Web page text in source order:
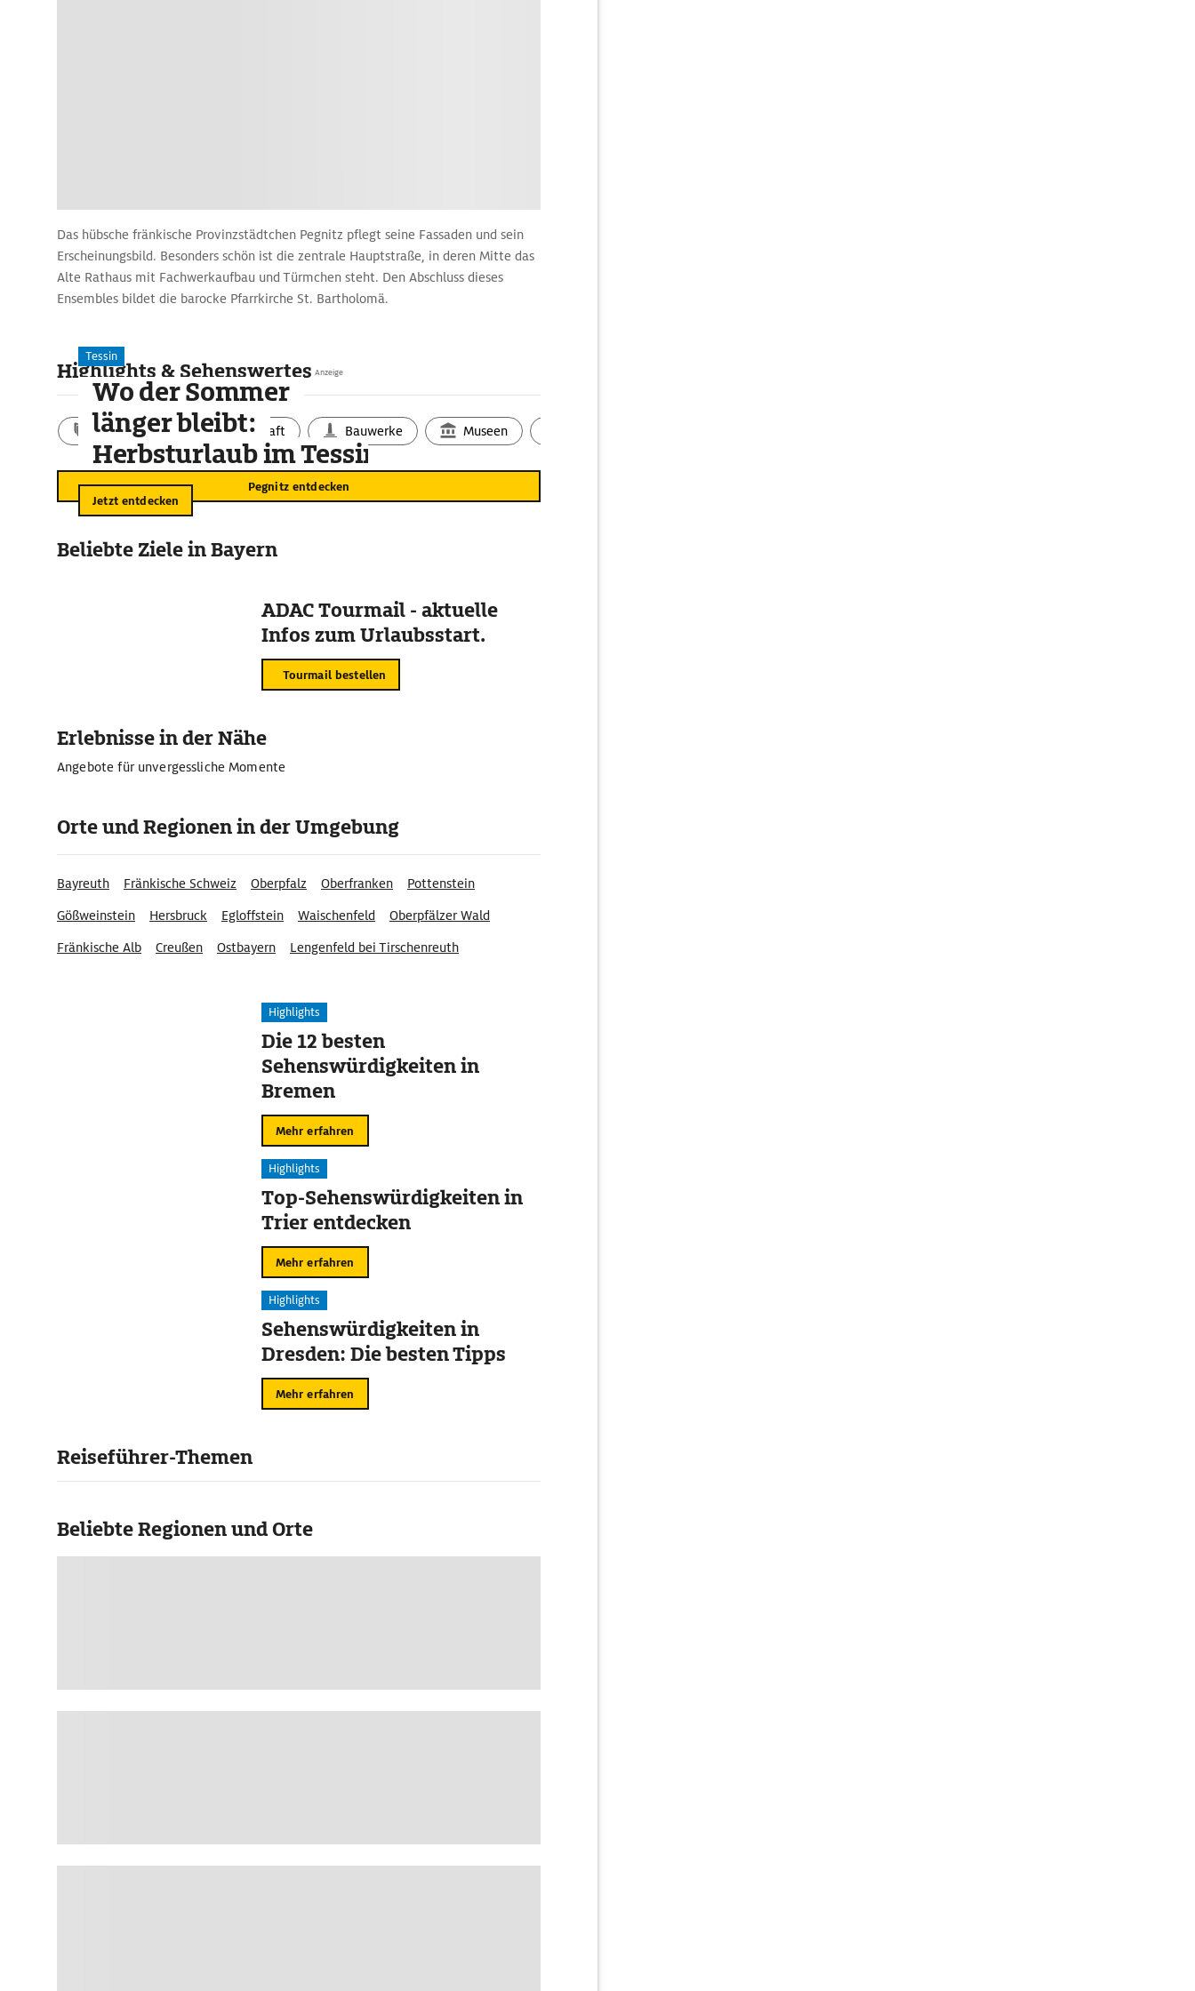
Das hübsche fränkische Provinzstädtchen Pegnitz pflegt seine Fassaden und sein
Erscheinungsbild. Besonders schön ist die zentrale Hauptstraße, in deren Mitte das
Alte Rathaus mit Fachwerkaufbau und Türmchen steht. Den Abschluss dieses
Ensembles bildet die barocke Pfarrkirche St. Bartholomä.
Highlights & Sehenswertes
Aktivitäten Landschaft Bauwerke Museen
Pegnitz entdecken
Anzeige
Tessin
Wo der Sommer
länger bleibt:
Herbsturlaub im Tessin
Jetzt entdecken
Beliebte Ziele in Bayern
ADAC Tourmail - aktuelle
Infos zum Urlaubsstart.
Tourmail bestellen
Erlebnisse in der Nähe
Angebote für unvergessliche Momente
Orte und Regionen in der Umgebung
Bayreuth Fränkische Schweiz Oberpfalz Oberfranken
Pottenstein
Gößweinstein
Hersbruck Egloffstein Waischenfeld
Oberpfälzer Wald
Fränkische Alb
Creußen Ostbayern
Lengenfeld bei Tirschenreuth
Highlights
Die 12 besten
Sehenswürdigkeiten in
Bremen
Mehr erfahren
Highlights
Top-Sehenswürdigkeiten in
Trier entdecken
Mehr erfahren
Highlights
Sehenswürdigkeiten in
Dresden: Die besten Tipps
Mehr erfahren
Reiseführer-Themen
Beliebte Regionen und Orte